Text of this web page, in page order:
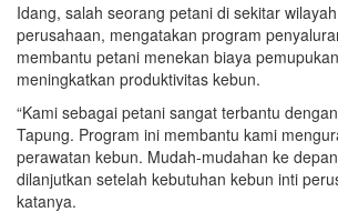
Idang, salah seorang petani di sekitar
perusahaan, mengatakan program
membantu petani menekan biaya
meningkatkan produktivitas kebun.
“Kami sebagai petani sangat terbantu
Tapung. Program ini membantu kami
perawatan kebun. Mudah-mudahan ke
dilanjutkan setelah kebutuhan kebun inti
katanya.